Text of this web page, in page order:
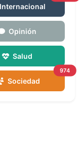
Internacional
Opinión
Salud
Sociedad
974